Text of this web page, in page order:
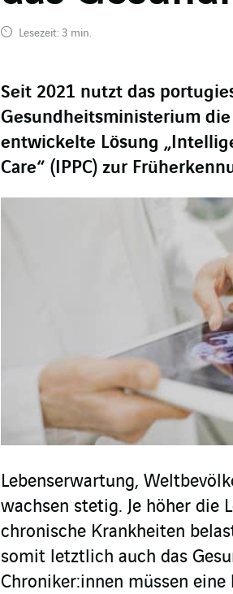
Lesezeit: 3 min.
Seit 2021 nutzt das
Gesundheitsministerium
entwickelte Lösung
Care“ (IPPC) zur
Lebenserwartung,
wachsen stetig. Je höher die
chronische Krankheiten
somit letztlich auch das
Chroniker:innen müssen